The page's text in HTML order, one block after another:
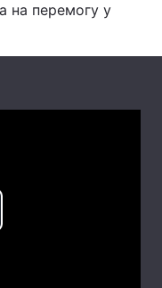
на перемогу у